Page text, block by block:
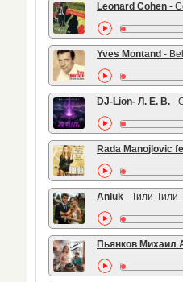
Leonard Cohen -
Yves Montand -
DJ-Lion- Л. Е. В. -
Rada Manojlovic
Anluk - Тили-Тили
Пьянков Михаил